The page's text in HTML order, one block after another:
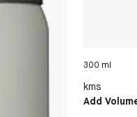
300 ml
kms
Add